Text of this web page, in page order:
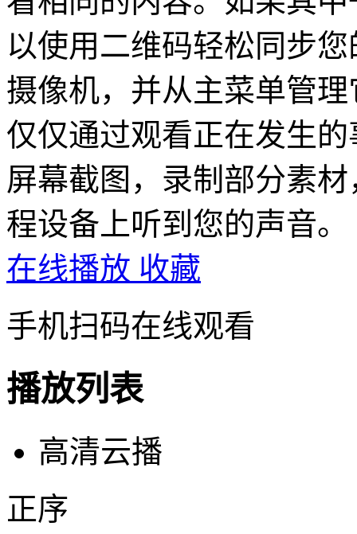
以使用二维码轻松同步
摄像机，并从主菜单管
仅仅通过观看正在发生
屏幕截图，录制部分素
程设备上听到您的声音。
在线播放 收藏
手机扫码在线观看
播放列表
高清云播
正序